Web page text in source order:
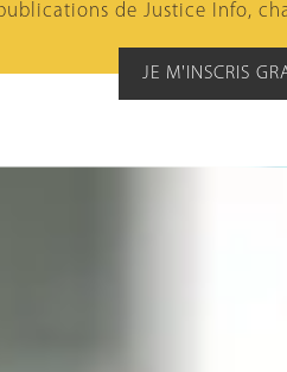
publications de Justice Info,
JE M'INSCRIS